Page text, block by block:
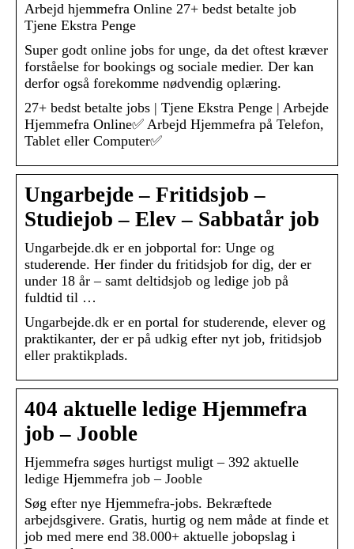
Arbejd hjemmefra Online 27+ bedst betalte job
Tjene Ekstra Penge
Super godt online jobs for unge, da det oftest kræver
forståelse for bookings og sociale medier. Der kan
derfor også forekomme nødvendig oplæring.
27+ bedst betalte jobs | Tjene Ekstra Penge | Arbejde
Hjemmefra Online✅ Arbejd Hjemmefra på Telefon,
Tablet eller Computer✅
Ungarbejde – Fritidsjob –
Studiejob – Elev – Sabbatår job
Ungarbejde.dk er en jobportal for: Unge og
studerende. Her finder du fritidsjob for dig, der er
under 18 år – samt deltidsjob og ledige job på
fuldtid til …
Ungarbejde.dk er en portal for studerende, elever og
praktikanter, der er på udkig efter nyt job, fritidsjob
eller praktikplads.
404 aktuelle ledige Hjemmefra
job – Jooble
Hjemmefra søges hurtigst muligt – 392 aktuelle
ledige Hjemmefra job – Jooble
Søg efter nye Hjemmefra-jobs. Bekræftede
arbejdsgivere. Gratis, hurtig og nem måde at finde et
job med mere end 38.000+ aktuelle jobopslag i